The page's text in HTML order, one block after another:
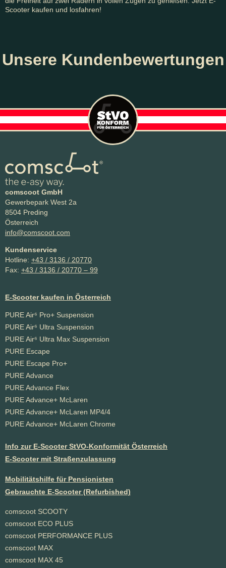
Scooter kaufen und losfahren!
Unsere Kundenbewertungen
comscoot GmbH
Gewerbepark West 2a
8504 Preding
Österreich
info@comscoot.com
Kundenservice
Hotline: +43 / 3136 / 20770
Fax: +43 / 3136 / 20770 – 99
E-Scooter kaufen in Österreich
PURE Air⁶ Pro+ Suspension
PURE Air⁶ Ultra Suspension
PURE Air⁶ Ultra Max Suspension
PURE Escape
PURE Escape Pro+
PURE Advance
PURE Advance Flex
PURE Advance+ McLaren
PURE Advance+ McLaren MP4/4
PURE Advance+ McLaren Chrome
Info zur E-Scooter StVO-Konformität Österreich
E-Scooter mit Straßenzulassung
Mobilitätshilfe für Pensionisten
Gebrauchte E-Scooter (Refurbished)
comscoot SCOOTY
comscoot ECO PLUS
comscoot PERFORMANCE PLUS
comscoot MAX
comscoot MAX 45